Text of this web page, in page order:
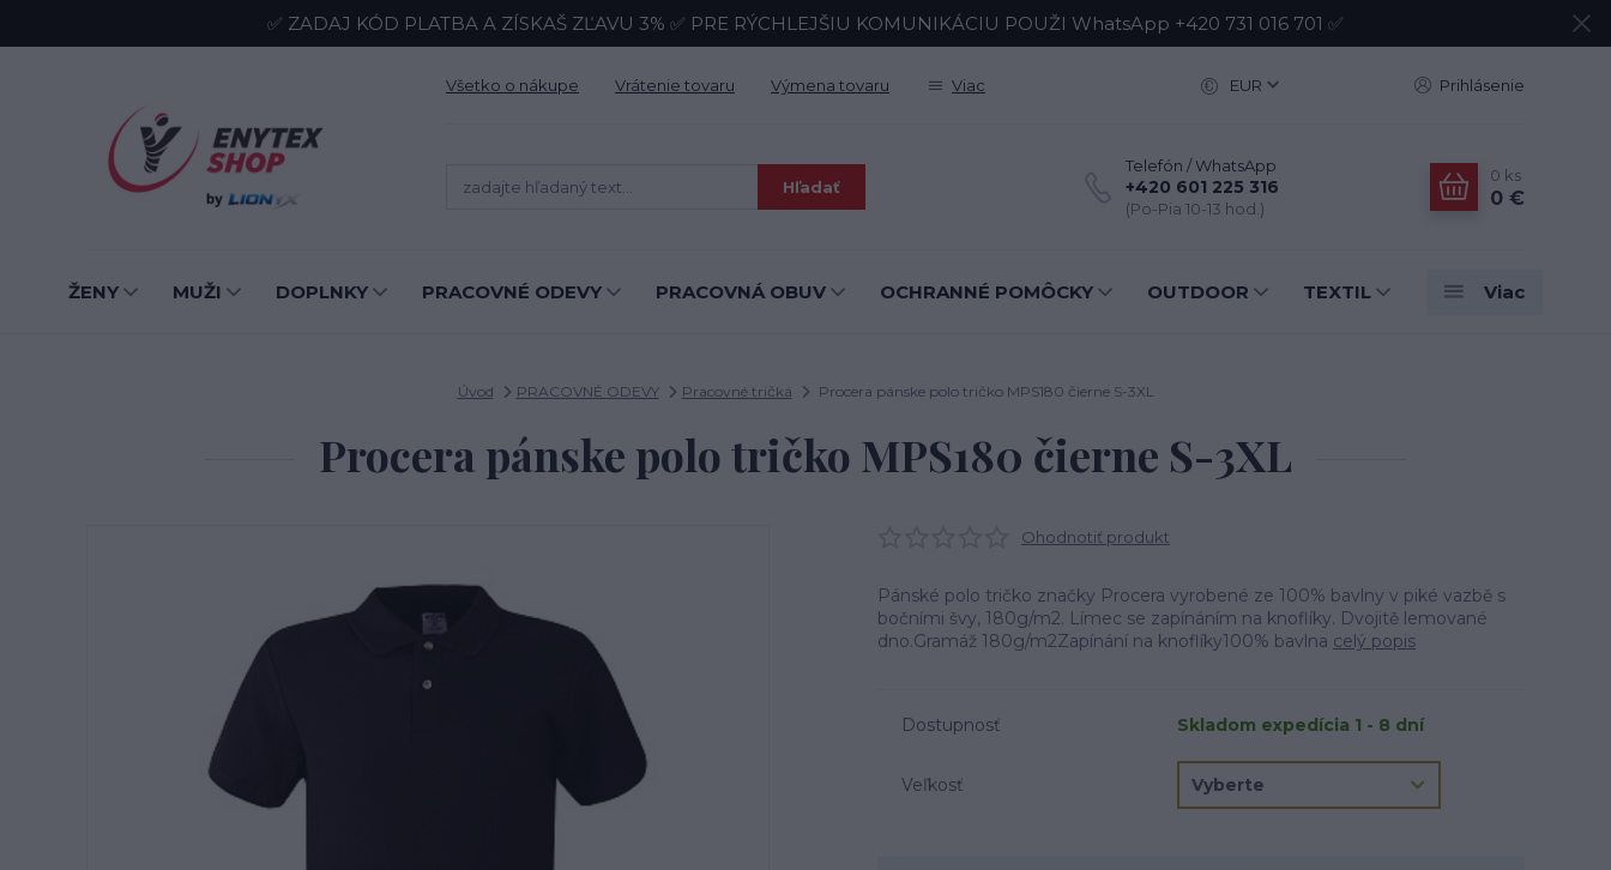
✅ ZADAJ KÓD PLATBA A ZÍSKAŠ ZĽAVU 3% ✅ PRE RÝCHLEJŠIU KOMUNIKÁCIU POUŽI WhatsApp +420 731 016 701 ✅
Všetko o nákupe Vrátenie tovaru Výmena tovaru Viac EUR Prihlásenie
Hľadať
Telefón / WhatsApp
+420 601 225 316
(Po-Pia 10-13 hod.)
0 ks
0 €
ŽENY MUŽI DOPLNKY PRACOVNÉ ODEVY PRACOVNÁ OBUV OCHRANNÉ POMÔCKY OUTDOOR TEXTIL Viac
Úvod PRACOVNÉ ODEVY Pracovné tričká Procera pánske polo tričko MPS180 čierne S-3XL
Procera pánske polo tričko MPS180 čierne S-3XL
Ohodnotiť produkt
Pánské polo tričko značky Procera vyrobené ze 100% bavlny v piké vazbě s
bočními švy, 180g/m2. Límec se zapínáním na knoflíky. Dvojitě lemované
dno.Gramáž 180g/m2Zapínání na knoflíky100% bavlna celý popis
Dostupnosť Skladom expedícia 1 - 8 dní
Veľkosť